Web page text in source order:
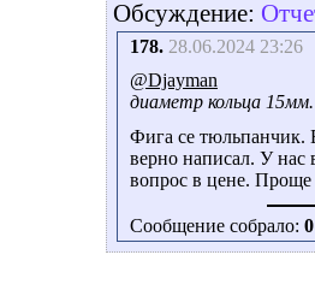
Обсуждение:
178. 28.06.2024 23:26
@Djayman
диаметр кольца 15мм.
Фига се
верно написал. У
вопрос в цене. Проще
Сообщение собрало: 0